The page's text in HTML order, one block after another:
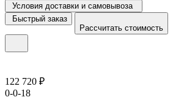
Условия доставки и самовывоза
Быстрый заказ
Рассчитать стоимость
122 720 ₽
0-0-18